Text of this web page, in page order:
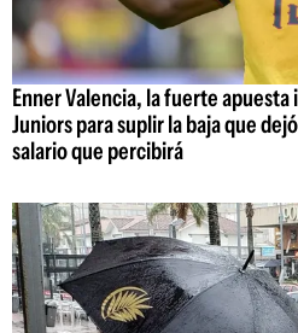
Enner Valencia, la fuerte
Juniors para suplir la baja que
salario que percibirá